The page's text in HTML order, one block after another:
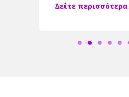
Δείτε περισσότερα